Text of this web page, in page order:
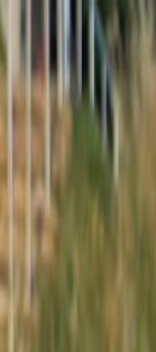
Sobota, 8. augusta 2026